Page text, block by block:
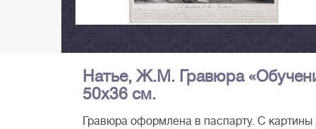
Натье, Ж.М. Гравюра
50х36 см.
Гравюра оформлена в паспарту. С